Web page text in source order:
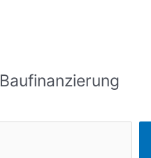
Baufinanzierung